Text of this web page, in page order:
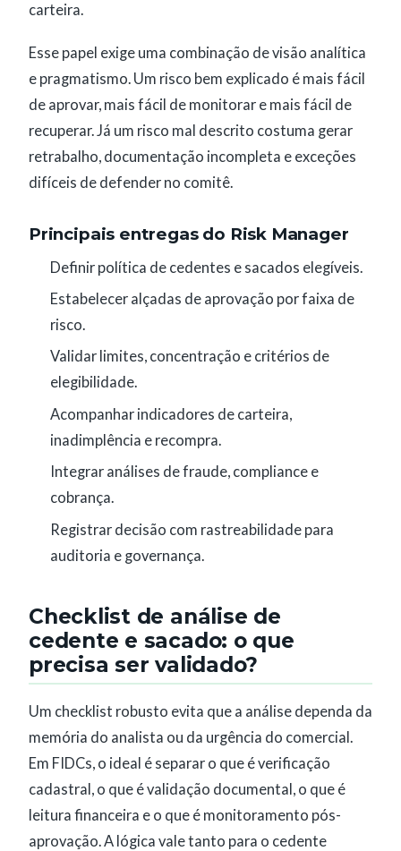
carteira.
Esse papel exige uma combinação de visão analítica
e pragmatismo. Um risco bem explicado é mais fácil
de aprovar, mais fácil de monitorar e mais fácil de
recuperar. Já um risco mal descrito costuma gerar
retrabalho, documentação incompleta e exceções
difíceis de defender no comitê.
Principais entregas do Risk Manager
Definir política de cedentes e sacados elegíveis.
Estabelecer alçadas de aprovação por faixa de
risco.
Validar limites, concentração e critérios de
elegibilidade.
Acompanhar indicadores de carteira,
inadimplência e recompra.
Integrar análises de fraude, compliance e
cobrança.
Registrar decisão com rastreabilidade para
auditoria e governança.
Checklist de análise de
cedente e sacado: o que
precisa ser validado?
Um checklist robusto evita que a análise dependa da
memória do analista ou da urgência do comercial.
Em FIDCs, o ideal é separar o que é verificação
cadastral, o que é validação documental, o que é
leitura financeira e o que é monitoramento pós-
aprovação. A lógica vale tanto para o cedente